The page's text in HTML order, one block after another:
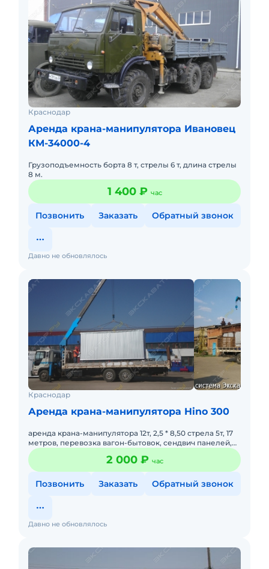
Краснодар
Аренда крана-манипулятора Ивановец
КМ-34000-4
Грузоподъемность борта 8 т, стрелы 6 т, длина стрелы
8 м.
1 400 ₽ час
Позвонить Заказать Обратный звонок
Давно не обновлялось
Краснодар
Аренда крана-манипулятора Hino 300
аренда крана-манипулятора 12т, 2,5 * 8,50 стрела 5т, 17
метров, перевозка вагон-бытовок, сендвич панелей,
12ти-метровой арматуры, ндс
2 000 ₽ час
Позвонить Заказать Обратный звонок
Давно не обновлялось